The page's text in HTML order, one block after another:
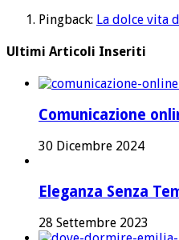
Pingback: La dolce vita
Ultimi Articoli Inseriti
Comunicazione
30 Dicembre 2024
Eleganza Senza
28 Settembre 2023